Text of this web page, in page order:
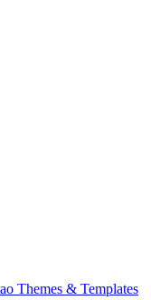
Themes & Templates